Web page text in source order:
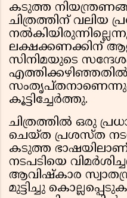
കടുത്ത
ചിത്രത്തിന് വലിയ
ലക്ഷക്കണക്കിന്
സിനിമയുടെ
കൂട്ടിച്ചേർത്തു.
ചിത്രത്തിൽ ഒരു
ചെയ്ത പ്രശസ്ത
കടുത്ത
നടപടിയെ
ആവിഷ്കാര
മുട്ടിച്ചു